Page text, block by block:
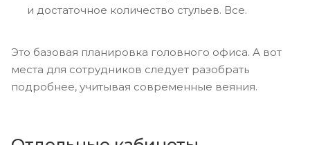
и достаточное количество стульев. Все.
Это базовая планировка головного офиса. А вот
места для сотрудников следует разобрать
подробнее, учитывая современные веяния.